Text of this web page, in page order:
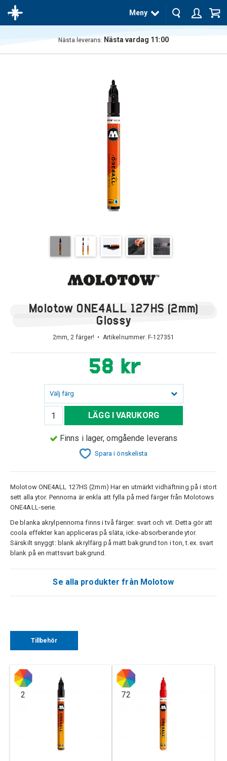
Meny
Nästa leverans: Nästa vardag 11:00
Molotow ONE4ALL 127HS (2mm)
Glossy
2mm, 2 färger! • Artikelnummer: F-127351
58 kr
Välj färg
LÄGG I VARUKORG
Finns i lager, omgående leverans
Spara i önskelista
Molotow ONE4ALL 127HS (2mm) Har en utmärkt vidhäftning på i stort
sett alla ytor. Pennorna är enkla att fylla på med färger från Molotows
ONE4ALL-serie.
De blanka akrylpennorna finns i två färger: svart och vit. Detta gör att
coola effekter kan appliceras på släta, icke-absorberande ytor.
Särskilt snyggt: blank akrylfärg på matt bakgrund ton i ton, t.ex. svart
blank på en mattsvart bakgrund.
Se alla produkter från Molotow
Tillbehör
2 72